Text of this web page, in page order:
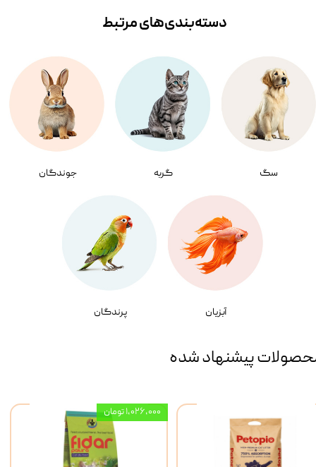
سگ گربه جوندگان
آبزیان پرندگان
دسته‌بندی‌‌های مرتبط
پیشنهاد شده
۱,۰۲۶,۰۰۰ تومان